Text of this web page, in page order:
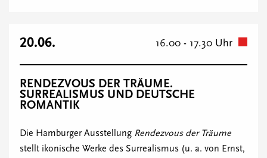
20.06. 16.00 - 17.30 Uhr
RENDEZVOUS DER TRÄUME.
SURREALISMUS UND DEUTSCHE
ROMANTIK
Die Hamburger Ausstellung Rendezvous der Träume
stellt ikonische Werke des Surrealismus (u. a. von Ernst,